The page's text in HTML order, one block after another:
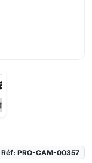
Réf: PRO-CAM-00357